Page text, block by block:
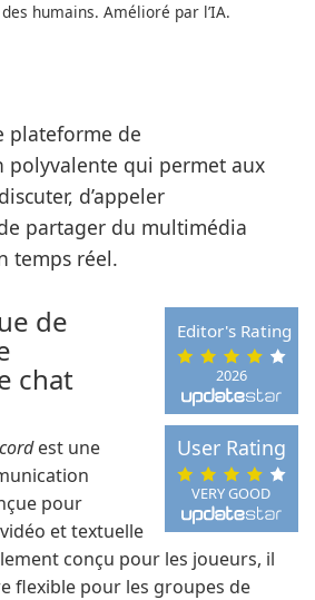
humains. Amélioré par l’IA.
plateforme de
polyvalente qui permet aux
d’appeler
partager du multimédia
temps réel.
2026
Editor's Rating
VERY GOOD
User Rating
de
chat
est une
pour
et textuelle
conçu pour les joueurs, il
flexible pour les groupes de